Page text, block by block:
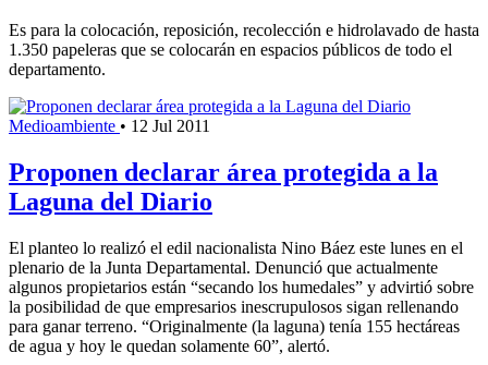
Es para la colocación, reposición, recolección e hidrolavado de hasta
1.350 papeleras que se colocarán en espacios públicos de todo el
departamento.
Medioambiente • 12 Jul 2011
Proponen declarar área protegida a la
Laguna del Diario
El planteo lo realizó el edil nacionalista Nino Báez este lunes en el
plenario de la Junta Departamental. Denunció que actualmente
algunos propietarios están “secando los humedales” y advirtió sobre
la posibilidad de que empresarios inescrupulosos sigan rellenando
para ganar terreno. “Originalmente (la laguna) tenía 155 hectáreas
de agua y hoy le quedan solamente 60”, alertó.